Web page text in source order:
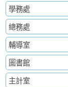
學務處
總務處
輔導室
圖書館
主計室